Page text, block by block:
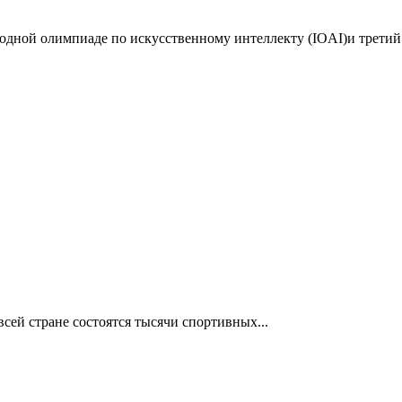
олимпиаде по искусственному интеллекту (IOAI)и
стране состоятся тысячи спортивных...